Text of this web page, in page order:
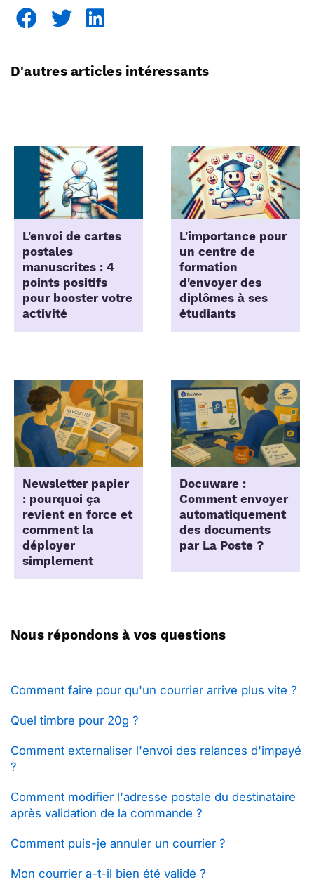
D'autres articles intéressants
L'envoi de cartes
postales
manuscrites : 4
points positifs
pour booster votre
activité
L'importance pour
un centre de
formation
d'envoyer des
diplômes à ses
étudiants
Newsletter papier
: pourquoi ça
revient en force et
comment la
déployer
simplement
Docuware :
Comment envoyer
automatiquement
des documents
par La Poste ?
Nous répondons à vos questions
Comment faire pour qu'un courrier arrive plus vite ?
Quel timbre pour 20g ?
Comment externaliser l'envoi des relances d'impayé
?
Comment modifier l'adresse postale du destinataire
après validation de la commande ?
Comment puis-je annuler un courrier ?
Mon courrier a-t-il bien été validé ?